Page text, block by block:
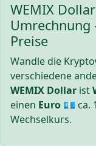
WEMIX
Umrechnung
Preise
Wandle die
verschiedene
WEMIX Dollar ist
einen Euro 💶 ca.
Wechselkurs.